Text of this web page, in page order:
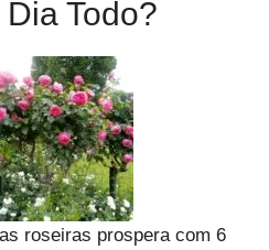
Todo?
roseiras prospera com 6